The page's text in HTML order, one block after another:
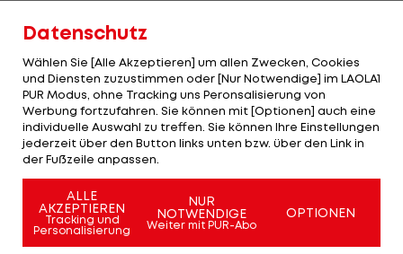
NEWS
Datenschutz
Wählen Sie [Alle Akzeptieren] um allen Zwecken, Cookies
und Diensten zuzustimmen oder [Nur Notwendige] im LAOLA1
PUR Modus, ohne Tracking uns Peronsalisierung von
Werbung fortzufahren. Sie können mit [Optionen] auch eine
individuelle Auswahl zu treffen. Sie können Ihre Einstellungen
jederzeit über den Button links unten bzw. über den Link in
der Fußzeile anpassen.
ALLE
AKZEPTIEREN
Tracking und
Personalisierung
NUR
NOTWENDIGE
Weiter mit PUR-Abo
OPTIONEN